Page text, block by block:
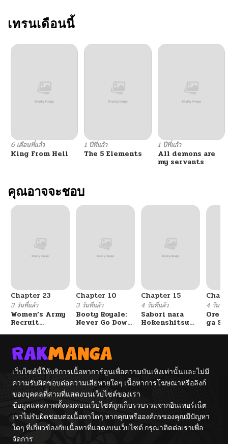
ตอนที่ 3
ตอนที่ 2
เทรนเดือนนี้
6 เดือนที่แล้ว
King From Hell
1 ปีที่แล้ว
The 5 Elements
1 ปีที่แล้ว
All demons are
my servants
คุณอาจจะชอบ
Chapter 23
3 วันที่แล้ว
Women’s Army
Recruit
Chapter 10
3 วันที่แล้ว
Booty Royale:
Never Go Down
Chapter 15
4 วันที่แล้ว
Sabori nara
Hokenshitsu
4 วันที่
Ore
ga
เว็บไซต์นี้ให้บริการเนื้อหาการ์ตูนเพื่อความบันเทิงเท่านั้นและไม่มี
ความรับผิดชอบต่อความเสียหายใดๆ เนื้อหาการโฆษณาหรือลิงก์
ของบุคคลที่สามที่แสดงบนเว็บไซต์ของเรา
ข้อมูลและภาพทั้งหมดบนเว็บไซต์ถูกเก็บรวบรวมจากอินเทอร์เน็ต
เราไม่รับผิดชอบต่อเนื้อหาใดๆ หากคุณหรือองค์กรของคุณมีปัญหา
ใดๆ ที่เกี่ยวข้องกับเนื้อหาที่แสดงบนเว็บไซต์ กรุณาติดต่อเราเพื่อ
จัดการ